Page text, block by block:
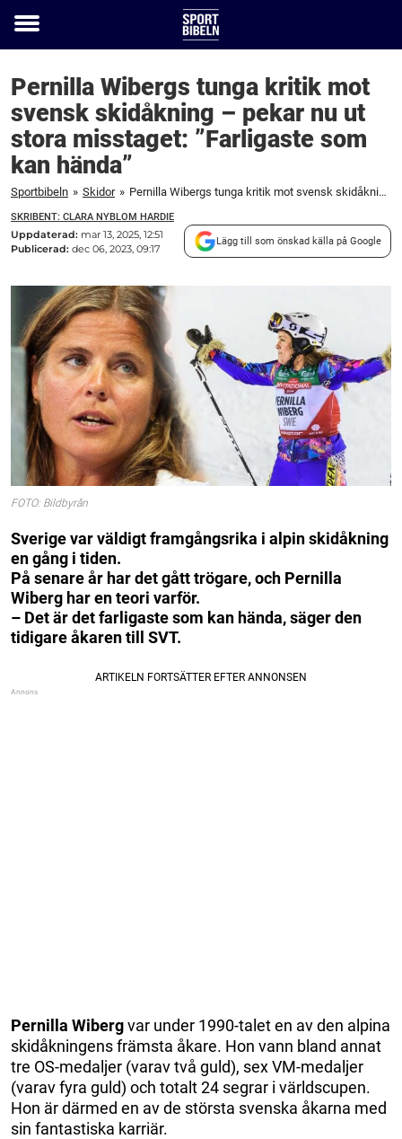
Toggle
Pernilla Wibergs tunga kritik mot
svensk skidåkning – pekar nu ut
stora misstaget: ”Farligaste som
kan hända”
Sportbibeln » Skidor » Pernilla Wibergs tunga kritik mot svensk skidåkning – pekar nu ut stora misstaget: "Farligaste som kan hända"
SKRIBENT: CLARA NYBLOM HARDIE
Uppdaterad: mar 13, 2025, 12:51
Publicerad: dec 06, 2023, 09:17
Lägg till som önskad källa på Google
FOTO: Bildbyrån
Sverige var väldigt framgångsrika i alpin skidåkning
en gång i tiden.
På senare år har det gått trögare, och Pernilla
Wiberg har en teori varför.
– Det är det farligaste som kan hända, säger den
tidigare åkaren till SVT.
Pernilla Wibergvar under 1990-talet en av den alpina
skidåkningens främsta åkare. Hon vann bland annat
tre OS-medaljer (varav två guld), sex VM-medaljer
(varav fyra guld) och totalt 24 segrar i världscupen.
Hon är därmed en av de största svenska åkarna med
sin fantastiska karriär.